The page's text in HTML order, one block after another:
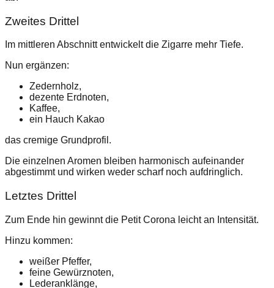
Zweites Drittel
Im mittleren Abschnitt entwickelt die Zigarre mehr Tiefe.
Nun ergänzen:
Zedernholz,
dezente Erdnoten,
Kaffee,
ein Hauch Kakao
das cremige Grundprofil.
Die einzelnen Aromen bleiben harmonisch aufeinander
abgestimmt und wirken weder scharf noch aufdringlich.
Letztes Drittel
Zum Ende hin gewinnt die Petit Corona leicht an Intensität.
Hinzu kommen:
weißer Pfeffer,
feine Gewürznoten,
Lederanklänge,